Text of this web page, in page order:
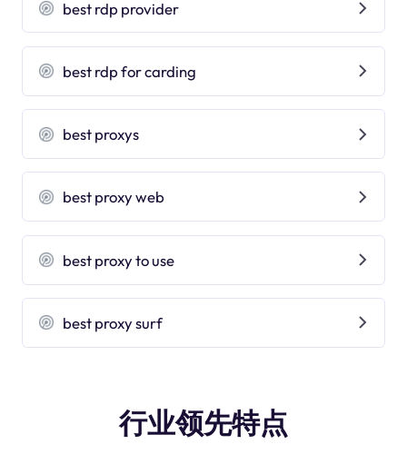
best rdp provider
best rdp for carding
best proxys
best proxy web
best proxy to use
best proxy surf
行业领先特点